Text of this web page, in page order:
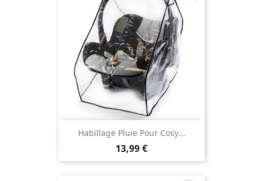
Habillage Pluie Pour Cosy...
13,99 €